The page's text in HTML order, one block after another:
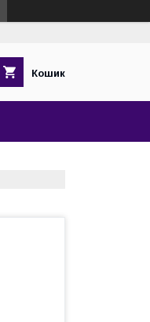
Кошик